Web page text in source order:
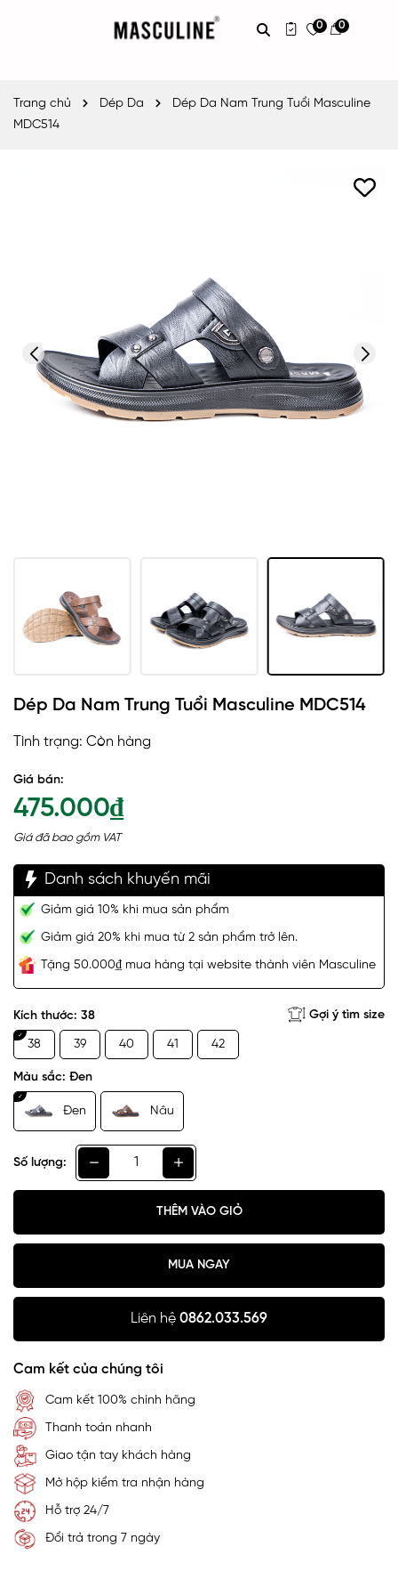
0 0
Trang chủ Dép Da
Dép Da Nam Trung Tuổi Masculine
MDC514
Dép Da Nam Trung Tuổi Masculine MDC514
Tình trạng: Còn hàng
Giá bán:
475.000₫
Giá đã bao gồm VAT
Danh sách khuyến mãi
Giảm giá 10% khi mua sản phẩm
Giảm giá 20% khi mua từ 2 sản phẩm trở lên.
Tặng 50.000₫ mua hàng tại website thành viên Masculine
Kích thước: 38 Gợi ý tìm size
38 39 40 41 42
Màu sắc: Đen
Đen Nâu
Số lượng:
THÊM VÀO GIỎ
MUA NGAY
Liên hệ 0862.033.569
Cam kết của chúng tôi
Cam kết 100% chính hãng
Thanh toán nhanh
Giao tận tay khách hàng
Mở hộp kiểm tra nhận hàng
Hỗ trợ 24/7
Đổi trả trong 7 ngày